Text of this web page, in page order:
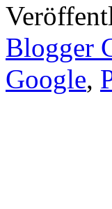
Blogger
Google,